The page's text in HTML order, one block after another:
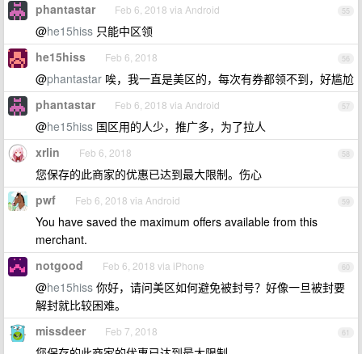
55
phantastar Feb 6, 2018 via Android
@he15hiss 只能中区领
56
he15hiss Feb 6, 2018
@phantastar 唉，我一直是美区的，每次有券都领不到，好尴尬
57
phantastar Feb 6, 2018 via Android
@he15hiss 国区用的人少，推广多，为了拉人
58
xrlin Feb 6, 2018
您保存的此商家的优惠已达到最大限制。伤心
59
pwf Feb 6, 2018 via Android
You have saved the maximum offers available from this
merchant.
60
notgood Feb 6, 2018 via iPhone
@he15hiss 你好，请问美区如何避免被封号？好像一旦被封要
解封就比较困难。
61
missdeer Feb 7, 2018